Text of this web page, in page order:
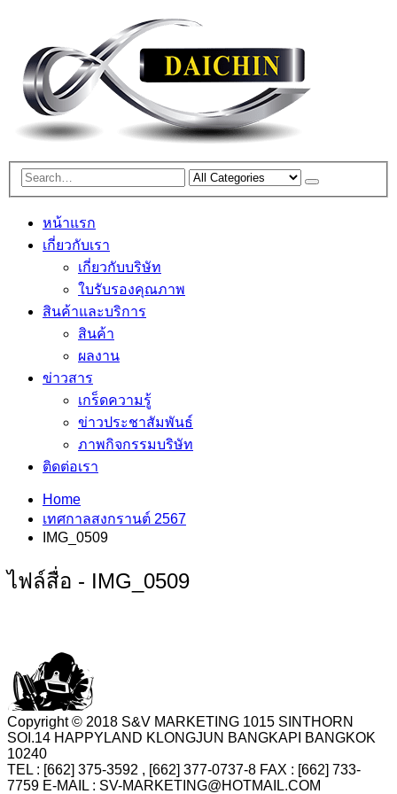
หน้าแรก
เกี่ยวกับเรา
เกี่ยวกับบริษัท
ใบรับรองคุณภาพ
สินค้าและบริการ
สินค้า
ผลงาน
ข่าวสาร
เกร็ดความรู้
ข่าวประชาสัมพันธ์
ภาพกิจกรรมบริษัท
ติดต่อเรา
Home
เทศกาลสงกรานต์ 2567
IMG_0509
ไฟล์สื่อ - IMG_0509
Copyright © 2018 S&V MARKETING 1015 SINTHORN
SOI.14 HAPPYLAND KLONGJUN BANGKAPI BANGKOK
10240
TEL : [662] 375-3592 , [662] 377-0737-8 FAX : [662] 733-
7759 E-MAIL : SV-MARKETING@HOTMAIL.COM